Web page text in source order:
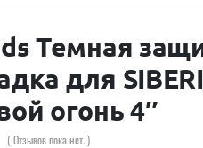
Темная
для
огонь 4″
( Отзывов пока нет. )